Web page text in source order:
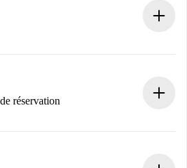
de toutes les informations
réservation
rien tant que le propriétaire